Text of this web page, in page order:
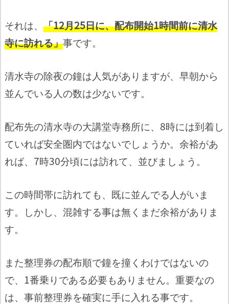
それは、 「12月25日に、配布開始1時間前に清水
寺に訪れる」事です。
清水寺の除夜の鐘は人気がありますが、早朝から
並んでいる人の数は少ないです。
配布先の清水寺の大講堂寺務所に、8時には到着し
ていれば安全圏内ではないでしょうか。余裕があ
れば、7時30分頃には訪れて、並びましょう。
この時間帯に訪れても、既に並んでる人がいま
す。しかし、混雑する事は無くまだ余裕がありま
す。
また整理券の配布順で鐘を撞くわけではないの
で、1番乗りである必要もありません。重要なの
は、事前整理券を確実に手に入れる事です。